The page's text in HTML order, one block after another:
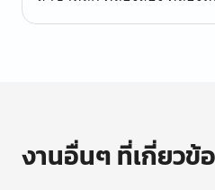
งานอื่นๆ ที่เกี่ยวข้